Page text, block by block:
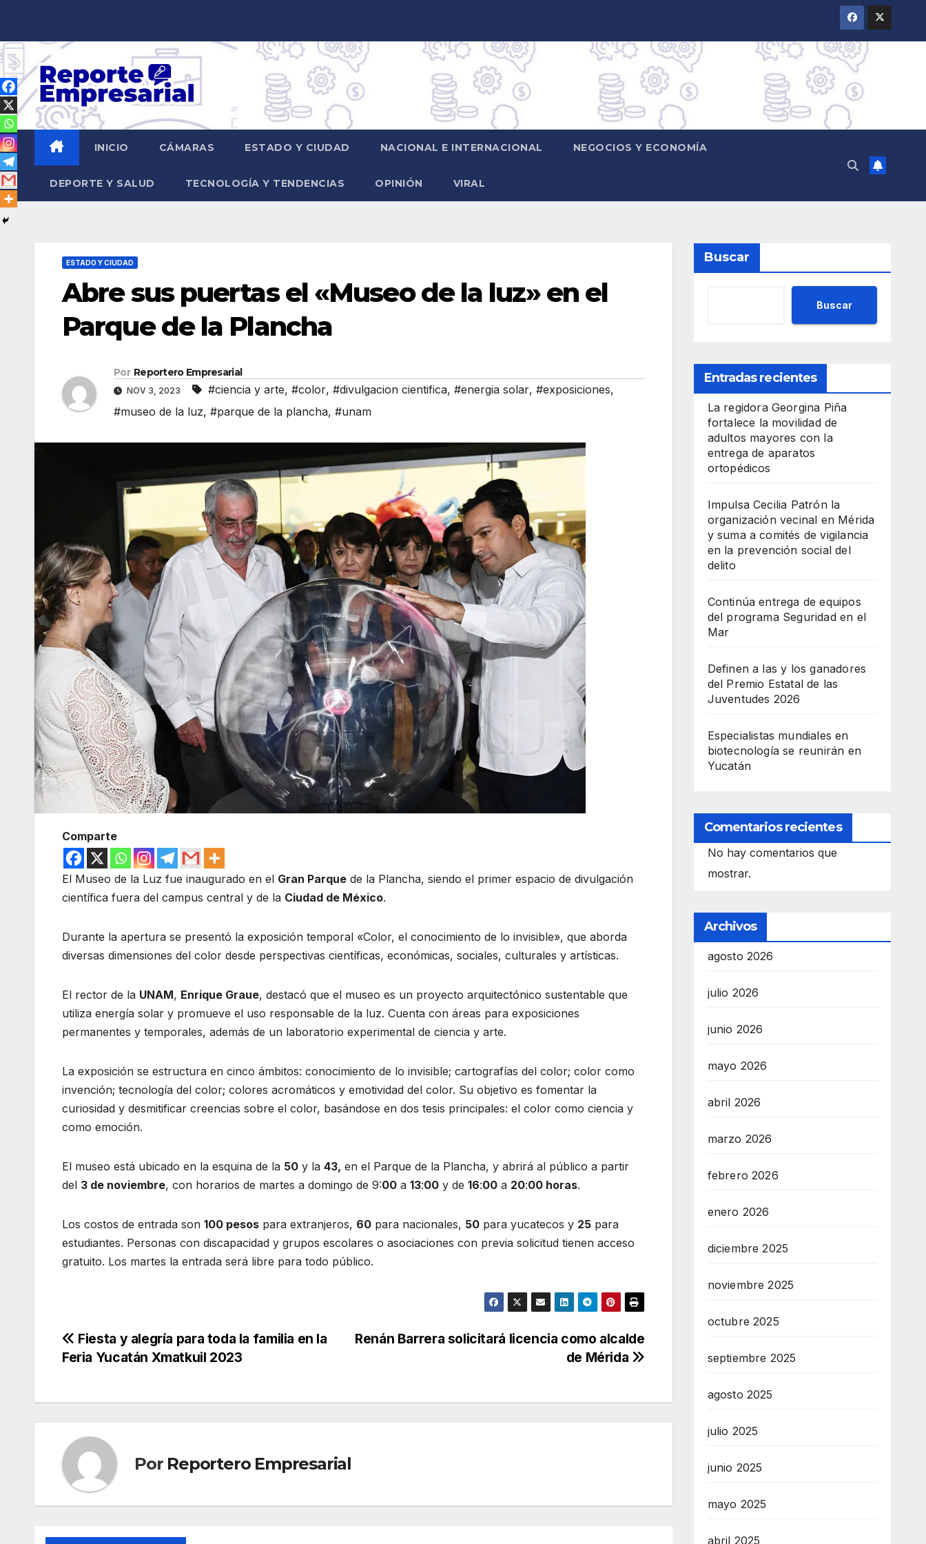
contenido
INICIO CÁMARAS ESTADO Y CIUDAD NACIONAL E INTERNACIONAL NEGOCIOS Y ECONOMÍA
DEPORTE Y SALUD TECNOLOGÍA Y TENDENCIAS OPINIÓN VIRAL
ESTADO Y CIUDAD
Abre sus puertas el «Museo de la luz» en el
Parque de la Plancha
Por Reportero Empresarial
NOV 3, 2023 #ciencia y arte, #color, #divulgacion cientifica, #energia solar, #exposiciones,
#museo de la luz, #parque de la plancha, #unam
Comparte
El Museo de la Luz fue inaugurado en el Gran Parque de la Plancha, siendo el primer espacio de divulgación
científica fuera del campus central y de la Ciudad de México.
Durante la apertura se presentó la exposición temporal «Color, el conocimiento de lo invisible», que aborda
diversas dimensiones del color desde perspectivas científicas, económicas, sociales, culturales y artísticas.
El rector de la UNAM, Enrique Graue, destacó que el museo es un proyecto arquitectónico sustentable que
utiliza energía solar y promueve el uso responsable de la luz. Cuenta con áreas para exposiciones
permanentes y temporales, además de un laboratorio experimental de ciencia y arte.
La exposición se estructura en cinco ámbitos: conocimiento de lo invisible; cartografías del color; color como
invención; tecnología del color; colores acromáticos y emotividad del color. Su objetivo es fomentar la
curiosidad y desmitificar creencias sobre el color, basándose en dos tesis principales: el color como ciencia y
como emoción.
El museo está ubicado en la esquina de la 50 y la 43, en el Parque de la Plancha, y abrirá al público a partir
del 3 de noviembre, con horarios de martes a domingo de 9:00 a 13:00 y de 16:00 a 20:00 horas.
Los costos de entrada son 100 pesos para extranjeros, 60 para nacionales, 50 para yucatecos y 25 para
estudiantes. Personas con discapacidad y grupos escolares o asociaciones con previa solicitud tienen acceso
gratuito. Los martes la entrada será libre para todo público.
Navegación
entradas
Renán Barrera solicitará licencia como alcalde
de Mérida
Fiesta y alegría para toda la familia en la
Feria Yucatán Xmatkuil 2023
Por Reportero Empresarial
Buscar
Buscar
Entradas recientes
La regidora Georgina Piña
fortalece la movilidad de
adultos mayores con la
entrega de aparatos
ortopédicos
Impulsa Cecilia Patrón la
organización vecinal en Mérida
y suma a comités de vigilancia
en la prevención social del
delito
Continúa entrega de equipos
del programa Seguridad en el
Mar
Definen a las y los ganadores
del Premio Estatal de las
Juventudes 2026
Especialistas mundiales en
biotecnología se reunirán en
Yucatán
Comentarios recientes
No hay comentarios que
mostrar.
Archivos
agosto 2026
julio 2026
junio 2026
mayo 2026
abril 2026
marzo 2026
febrero 2026
enero 2026
diciembre 2025
noviembre 2025
octubre 2025
septiembre 2025
agosto 2025
julio 2025
junio 2025
mayo 2025
abril 2025